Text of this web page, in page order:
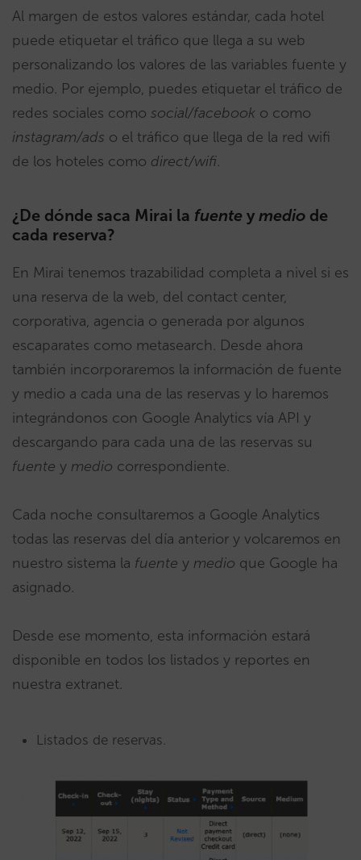
Al margen de estos valores estándar, cada hotel
puede etiquetar el tráfico que llega a su web
personalizando los valores de las variables fuente y
medio. Por ejemplo, puedes etiquetar el tráfico de
redes sociales como social/facebook o como
instagram/ads o el tráfico que llega de la red wifi
de los hoteles como direct/wifi.
¿De dónde saca Mirai la fuente y medio de
cada reserva?
En Mirai tenemos trazabilidad completa a nivel si es
una reserva de la web, del contact center,
corporativa, agencia o generada por algunos
escaparates como metasearch. Desde ahora
también incorporaremos la información de fuente
y medio a cada una de las reservas y lo haremos
integrándonos con Google Analytics vía API y
descargando para cada una de las reservas su
fuente y medio correspondiente.
Cada noche consultaremos a Google Analytics
todas las reservas del día anterior y volcaremos en
nuestro sistema la fuente y medio que Google ha
asignado.
Desde ese momento, esta información estará
disponible en todos los listados y reportes en
nuestra extranet.
Listados de reservas.